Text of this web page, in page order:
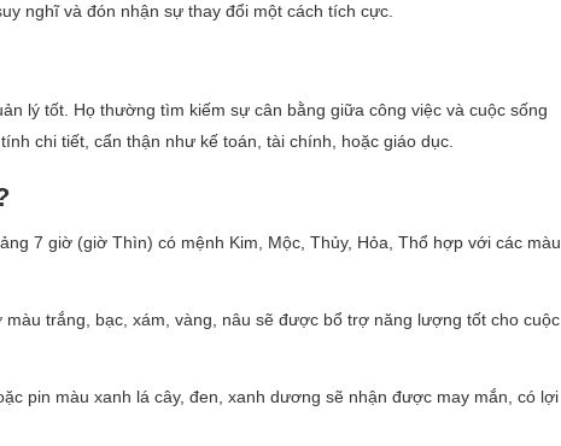
nghĩ và đón nhận sự thay đổi một cách tích cực.
lý tốt. Họ thường tìm kiếm sự cân bằng giữa công việc và cuộc sống
chi tiết, cẩn thận như kế toán, tài chính, hoặc giáo dục.
7 giờ (giờ Thìn) có mệnh Kim, Mộc, Thủy, Hỏa, Thổ hợp với các màu
trắng, bạc, xám, vàng, nâu sẽ được bổ trợ năng lượng tốt cho cuộc
pin màu xanh lá cây, đen, xanh dương sẽ nhận được may mắn, có lợi